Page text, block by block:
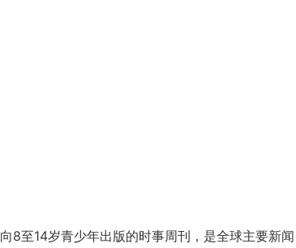
8至14岁青少年出版的时事周刊，是全球主要新闻